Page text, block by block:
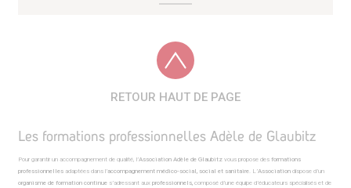
RETOUR HAUT DE PAGE
Les formations professionnelles Adèle de Glaubitz
Pour garantir un accompagnement de qualité, l’Association Adèle de Glaubitz vous propose desformations
professionnelles adaptées dans l’accompagnement médico-social, social et sanitaire . L’Association dispose d’un
organisme de formation continue s’adressant auxprofessionnels, composé d’une équipe d’éducateurs spécialisés et de